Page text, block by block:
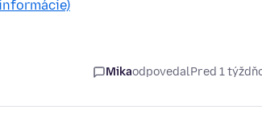
MikaodpovedalPred 1